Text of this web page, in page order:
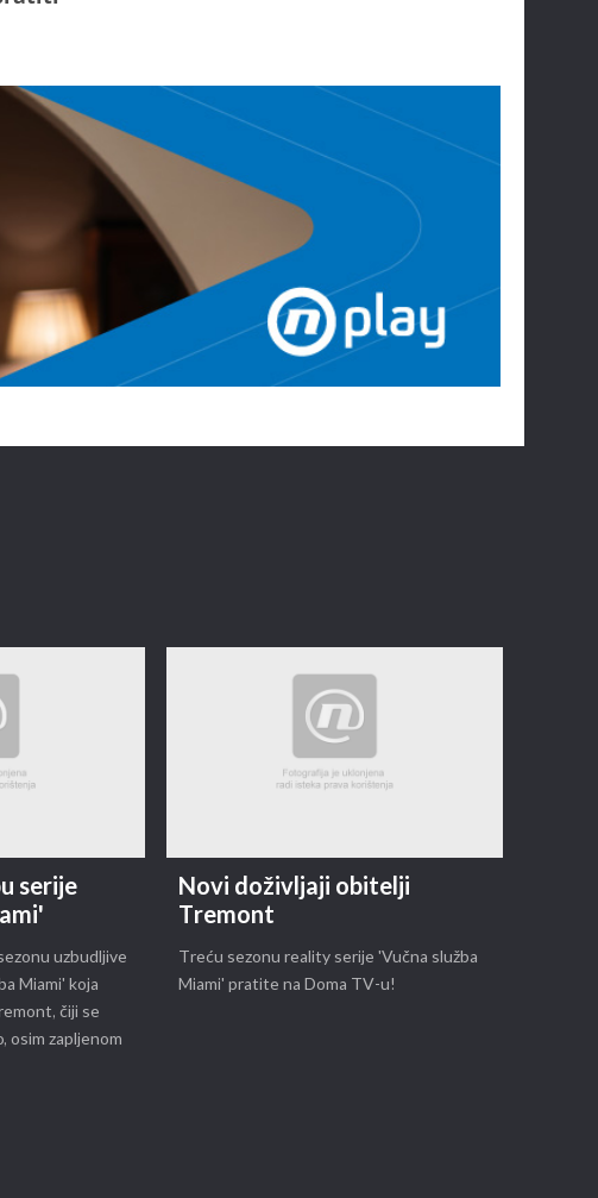
serije
uzbudljive
Miami' koja
čiji se
osim zapljenom
Novi doživljaji obitelji
Tremont
Treću sezonu reality serije 'Vučna služba
Miami' pratite na Doma TV-u!